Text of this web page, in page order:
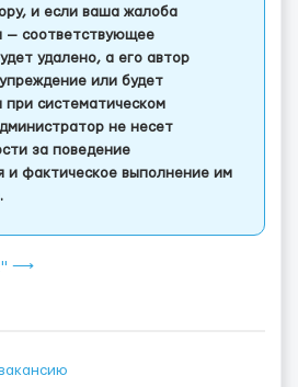
и если ваша жалоба
— соответствующее
удалено, а его автор
или будет
при систематическом
не несет
за поведение
и фактическое выполнение им
⟶